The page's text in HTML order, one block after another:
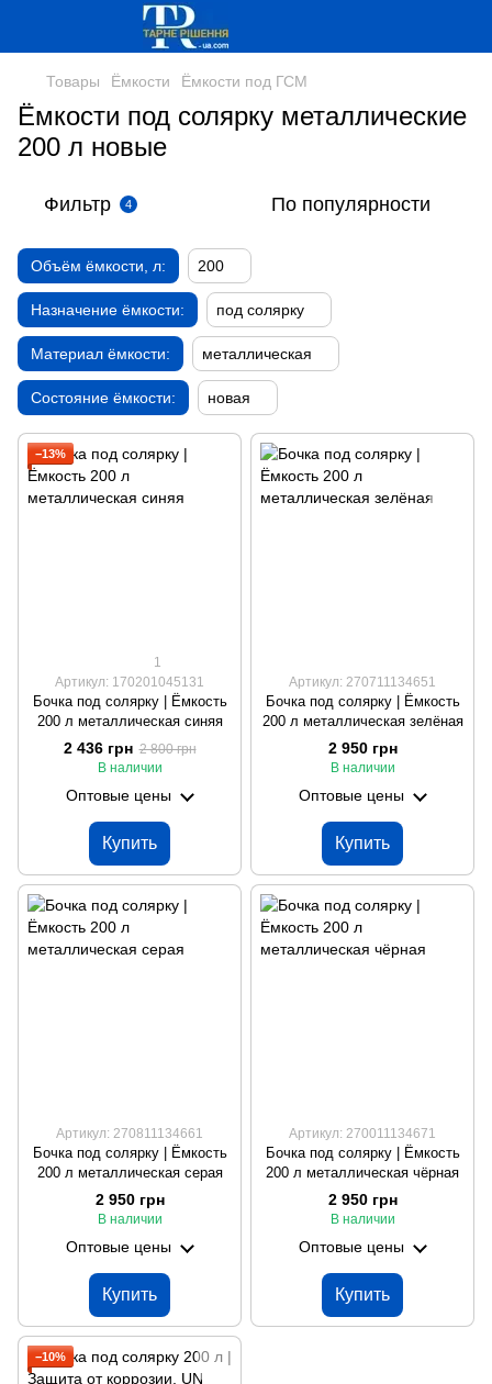
Товары Ёмкости Ёмкости под ГСМ
Ёмкости под солярку металлические
200 л новые
Фильтр 4 По популярности
Объём ёмкости, л: 200
Назначение ёмкости: под солярку
Материал ёмкости: металлическая
Состояние ёмкости: новая
−13%
1
Артикул: 170201045131
Бочка под солярку | Ёмкость
200 л металлическая синяя
2 436 грн 2 800 грн
В наличии
Оптовые цены
Купить
Артикул: 270711134651
Бочка под солярку | Ёмкость
200 л металлическая зелёная
2 950 грн
В наличии
Оптовые цены
Купить
Артикул: 270811134661
Бочка под солярку | Ёмкость
200 л металлическая серая
2 950 грн
В наличии
Оптовые цены
Купить
Артикул: 270011134671
Бочка под солярку | Ёмкость
200 л металлическая чёрная
2 950 грн
В наличии
Оптовые цены
Купить
−10%